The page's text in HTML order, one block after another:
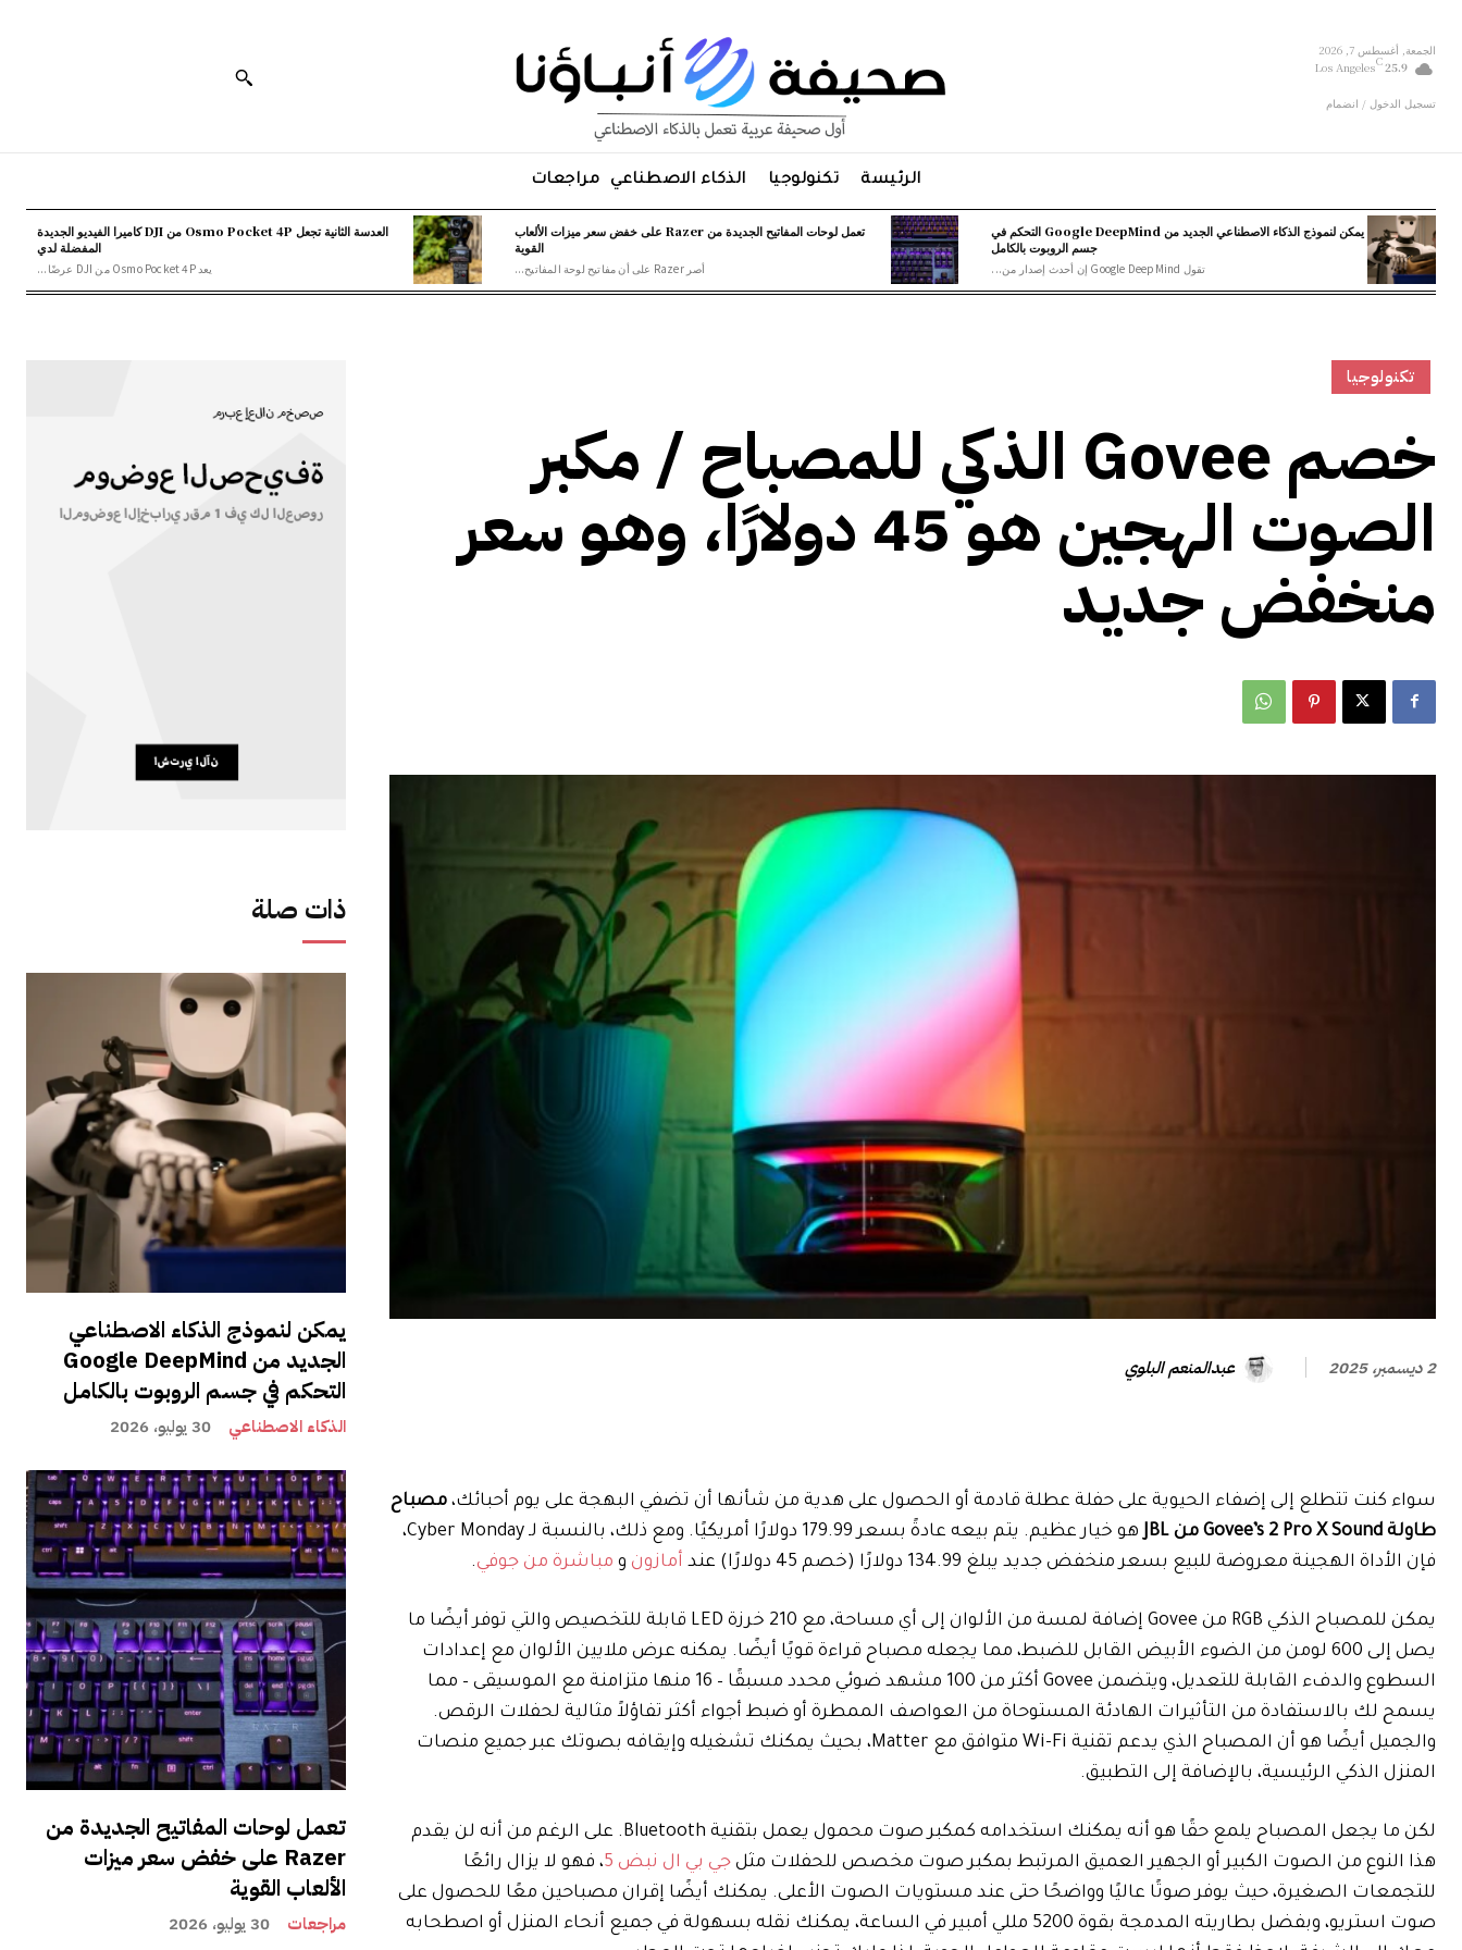
الجمعة, أغسطس 7, 2026
25.9
C
Los Angeles
تسجيل الدخول / انضمام
الرئيسة تكنولوجيا الذكاء الاصطناعي مراجعات
يمكن لنموذج الذكاء الاصطناعي الجديد من Google DeepMind التحكم في
جسم الروبوت بالكامل
تقول Google DeepMind إن أحدث إصدار من...
تعمل لوحات المفاتيح الجديدة من Razer على خفض سعر ميزات الألعاب
القوية
أصر Razer على أن مفاتيح لوحة المفاتيح...
العدسة الثانية تجعل Osmo Pocket 4P من DJI كاميرا الفيديو الجديدة
المفضلة لدي
يعد Osmo Pocket 4P من DJI عرضًا...
ذات صلة
يمكن لنموذج الذكاء الاصطناعي
الجديد من Google DeepMind
التحكم في جسم الروبوت بالكامل
الذكاء الاصطناعي 30 يوليو، 2026
تعمل لوحات المفاتيح الجديدة من
Razer على خفض سعر ميزات
الألعاب القوية
مراجعات 30 يوليو، 2026
تكنولوجيا
خصم Govee الذكي للمصباح / مكبر
الصوت الهجين هو 45 دولارًا، وهو سعر
منخفض جديد
2 ديسمبر، 2025 عبدالمنعم البلوي
سواء كنت تتطلع إلى إضفاء الحيوية على حفلة عطلة قادمة أو الحصول على هدية من شأنها أن تضفي البهجة على يوم أحبائك، مصباح
طاولة Govee’s 2 Pro X Sound من JBL
هو خيار عظيم. يتم بيعه عادةً بسعر 179.99 دولارًا أمريكيًا. ومع ذلك، بالنسبة لـ Cyber ​​Monday،
فإن الأداة الهجينة معروضة للبيع بسعر منخفض جديد يبلغ 134.99 دولارًا (خصم 45 دولارًا) عند
أمازون و مباشرة من جوفي.
يمكن للمصباح الذكي RGB من Govee إضافة لمسة من الألوان إلى أي مساحة، مع 210 خرزة LED قابلة للتخصيص والتي توفر أيضًا ما
يصل إلى 600 لومن من الضوء الأبيض القابل للضبط، مما يجعله مصباح قراءة قويًا أيضًا. يمكنه عرض ملايين الألوان مع إعدادات
السطوع والدفء القابلة للتعديل، ويتضمن Govee أكثر من 100 مشهد ضوئي محدد مسبقًا – 16 منها متزامنة مع الموسيقى – مما
يسمح لك بالاستفادة من التأثيرات الهادئة المستوحاة من العواصف الممطرة أو ضبط أجواء أكثر تفاؤلاً مثالية لحفلات الرقص.
والجميل أيضًا هو أن المصباح الذي يدعم تقنية Wi-Fi متوافق مع Matter، بحيث يمكنك تشغيله وإيقافه بصوتك عبر جميع منصات
المنزل الذكي الرئيسية، بالإضافة إلى التطبيق.
لكن ما يجعل المصباح يلمع حقًا هو أنه يمكنك استخدامه كمكبر صوت محمول يعمل بتقنية Bluetooth. على الرغم من أنه لن يقدم
هذا النوع من الصوت الكبير أو الجهير العميق المرتبط بمكبر صوت مخصص للحفلات مثل جي بي ال نبض 5
، فهو لا يزال رائعًا
للتجمعات الصغيرة، حيث يوفر صوتًا عاليًا وواضحًا حتى عند مستويات الصوت الأعلى. يمكنك أيضًا إقران مصباحين معًا للحصول على
صوت استريو، وبفضل بطاريته المدمجة بقوة 5200 مللي أمبير في الساعة، يمكنك نقله بسهولة في جميع أنحاء المنزل أو اصطحابه